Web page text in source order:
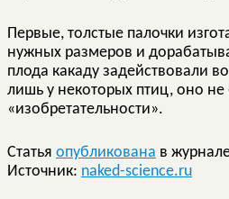
Первые, толстые палочки
нужных размеров и
плода какаду задействовали
лишь у некоторых птиц, оно не
«изобретательности».
Статья опубликована в
Источник: naked-science.ru